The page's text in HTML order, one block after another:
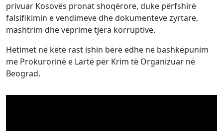
privuar Kosovës pronat shoqërore, duke përfshirë
falsifikimin e vendimeve dhe dokumenteve zyrtare,
mashtrim dhe veprime tjera korruptive.
Hetimet në këtë rast ishin bërë edhe në bashkëpunim
me Prokurorinë e Lartë për Krim të Organizuar në
Beograd.